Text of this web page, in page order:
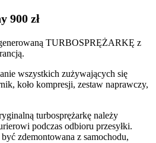
900 zł
TURBOSPRĘŻARKĘ z
wszystkich zużywających się
koło kompresji, zestaw naprawczy,
turbosprężarkę należy
podczas odbioru przesyłki.
zdemontowana z samochodu,